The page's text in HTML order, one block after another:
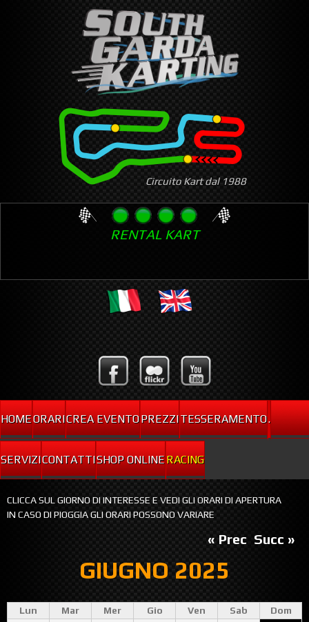
Skip
to
main
content
Circuito Kart dal 1988
RENTAL KART
HOMEORARICREA EVENTOPREZZITESSERAMENTO.
SERVIZICONTATTISHOP ONLINERACING
CLICCA SUL GIORNO DI INTERESSE E VEDI GLI ORARI DI APERTURA
IN CASO DI PIOGGIA GLI ORARI POSSONO VARIARE
GIUGNO 2025
« Prec Succ »
Lun Mar Mer Gio Ven Sab Dom